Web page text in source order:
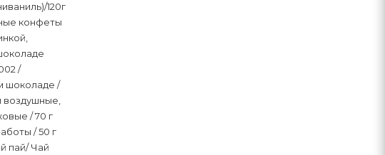
120г
конфеты
/
шоколаде /
воздушные,
/ 70 г
/ 50 г
пай/ Чай